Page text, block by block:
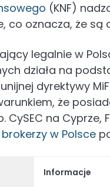
(KNF)
co oznacza, że są
legalnie w
działa na
dyrektywy
że
na Cyprze,
w Polsce
Informacje